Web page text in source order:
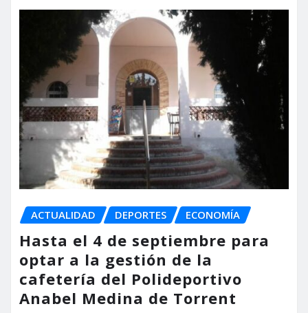
ACTUALIDAD DEPORTES ECONOMÍA
Hasta el 4 de septiembre para
optar a la gestión de la
cafetería del Polideportivo
Anabel Medina de Torrent